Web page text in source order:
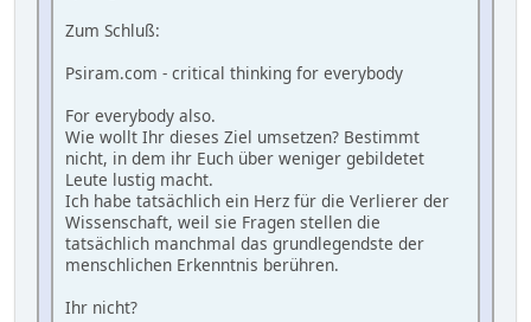
Zum Schluß:
Psiram.com - critical thinking for everybody
For everybody also.
Wie wollt Ihr dieses Ziel umsetzen? Bestimmt
nicht, in dem ihr Euch über weniger gebildetet
Leute lustig macht.
Ich habe tatsächlich ein Herz für die Verlierer der
Wissenschaft, weil sie Fragen stellen die
tatsächlich manchmal das grundlegendste der
menschlichen Erkenntnis berühren.
Ihr nicht?